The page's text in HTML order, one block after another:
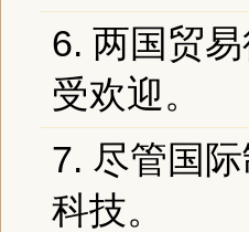
6. 两国贸易
受欢迎。
7. 尽管国
科技。